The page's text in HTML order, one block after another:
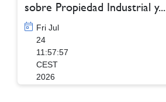
sobre Propiedad Industrial y...
Fri Jul
24
11:57:57
CEST
2026